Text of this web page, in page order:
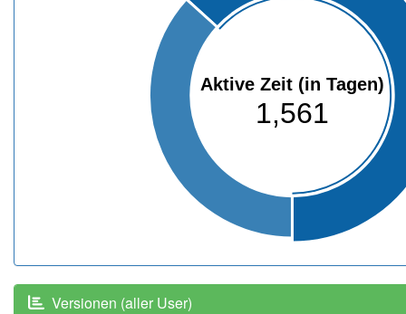
Aktive Zeit (in Tagen)
1,561
Versionen (aller User)